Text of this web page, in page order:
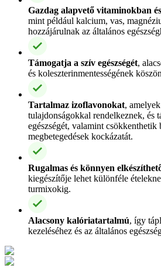
Gazdag alapvető vitaminokban
mint például kalcium, vas,
hozzájárulnak az általános
Támogatja a szív egészségét,
és koleszterinmentességének
Tartalmaz izoflavonokat,
tulajdonságokkal rendelkeznek, és
egészségét, valamint csökkenthetik
megbetegedések kockázatát.
Rugalmas és könnyen
kiegészítője lehet különféle
turmixokig.
Alacsony kalóriatartalmú, így
kezeléséhez és az általános